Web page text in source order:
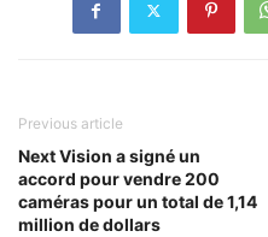
Previous article
Next Vision a signé un
accord pour vendre 200
caméras pour un total de 1,14
million de dollars